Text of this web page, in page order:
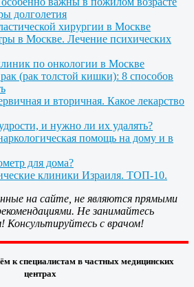
долголетия
хирургии в Москве
в Москве. Лечение психических
по онкологии в Москве
(рак толстой кишки): 8 способов
и вторичная. Какое лекарство
и нужно ли их удалять?
помощь на дому и в
для дома?
клиники Израиля. ТОП-10.
на сайте, не являются прямыми
Не занимайтесь
Консультируйтесь с врачом!
к специалистам в частных медицинских
центрах